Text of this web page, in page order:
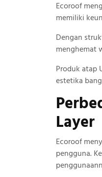
Ecoroof
memiliki
Dengan
menghemat
Produk atap
estetika
Layer
Ecoroof
pengguna.